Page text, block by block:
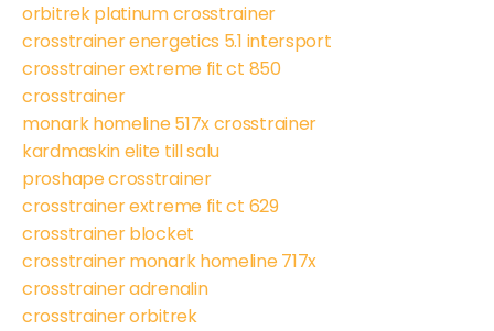
orbitrek platinum crosstrainer
crosstrainer energetics 5.1 intersport
crosstrainer extreme fit ct 850
crosstrainer
monark homeline 517x crosstrainer
kardmaskin elite till salu
proshape crosstrainer
crosstrainer extreme fit ct 629
crosstrainer blocket
crosstrainer monark homeline 717x
crosstrainer adrenalin
crosstrainer orbitrek